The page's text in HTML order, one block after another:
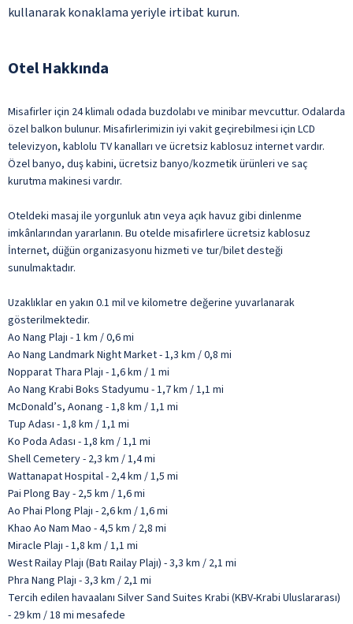
kullanarak konaklama yeriyle irtibat kurun.
Otel Hakkında
Misafirler için 24 klimalı odada buzdolabı ve minibar mevcuttur. Odalarda
özel balkon bulunur. Misafirlerimizin iyi vakit geçirebilmesi için LCD
televizyon, kablolu TV kanalları ve ücretsiz kablosuz internet vardır.
Özel banyo, duş kabini, ücretsiz banyo/kozmetik ürünleri ve saç
kurutma makinesi vardır.
Oteldeki masaj ile yorgunluk atın veya açık havuz gibi dinlenme
imkânlarından yararlanın. Bu otelde misafirlere ücretsiz kablosuz
İnternet, düğün organizasyonu hizmeti ve tur/bilet desteği
sunulmaktadır.
Uzaklıklar en yakın 0.1 mil ve kilometre değerine yuvarlanarak
gösterilmektedir.
Ao Nang Plajı - 1 km / 0,6 mi
Ao Nang Landmark Night Market - 1,3 km / 0,8 mi
Nopparat Thara Plajı - 1,6 km / 1 mi
Ao Nang Krabi Boks Stadyumu - 1,7 km / 1,1 mi
McDonald’s, Aonang - 1,8 km / 1,1 mi
Tup Adası - 1,8 km / 1,1 mi
Ko Poda Adası - 1,8 km / 1,1 mi
Shell Cemetery - 2,3 km / 1,4 mi
Wattanapat Hospital - 2,4 km / 1,5 mi
Pai Plong Bay - 2,5 km / 1,6 mi
Ao Phai Plong Plajı - 2,6 km / 1,6 mi
Khao Ao Nam Mao - 4,5 km / 2,8 mi
Miracle Plajı - 1,8 km / 1,1 mi
West Railay Plajı (Batı Railay Plajı) - 3,3 km / 2,1 mi
Phra Nang Plajı - 3,3 km / 2,1 mi
Tercih edilen havaalanı Silver Sand Suites Krabi (KBV-Krabi Uluslararası)
- 29 km / 18 mi mesafede